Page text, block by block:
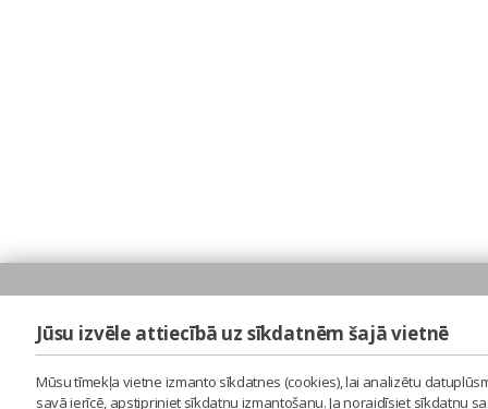
Jūsu izvēle attiecībā uz sīkdatnēm šajā vietnē
Mūsu tīmekļa vietne izmanto sīkdatnes (cookies), lai analizētu
savā ierīcē, apstipriniet sīkdatņu izmantošanu. Ja noraidīsiet sīkdatņu